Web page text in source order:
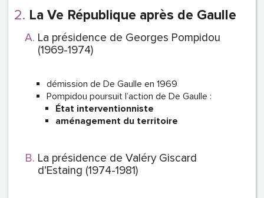
La Ve République après de Gaulle
La présidence de Georges Pompidou
(1969-1974)
démission de De Gaulle en 1969
Pompidou poursuit l’action de De Gaulle :
État interventionniste
aménagement du territoire
La présidence de Valéry Giscard
d’Estaing (1974-1981)